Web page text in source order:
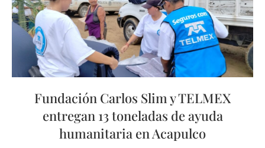
Fundación Carlos Slim y TELMEX
entregan 13 toneladas de ayuda
humanitaria en Acapulco